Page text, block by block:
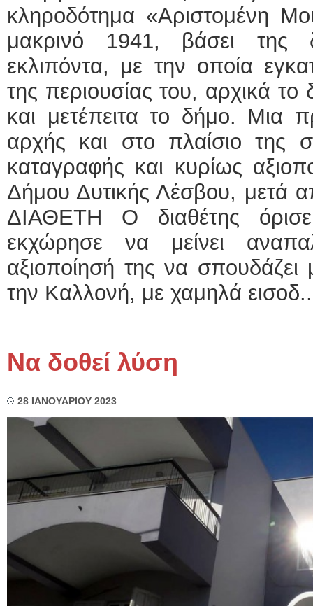
κληροδότημα «Αριστομένη
μακρινό 1941, βάσει της
εκλιπόντα, με την οποία
της περιουσίας του, αρχικά το
και μετέπειτα το δήμο. Μια
αρχής και στο πλαίσιο της
καταγραφής και κυρίως
Δήμου Δυτικής Λέσβου,
ΔΙΑΘΕΤΗ Ο διαθέτης
εκχώρησε να μείνει
αξιοποίησή της να
την Καλλονή, με χαμηλά
Να δοθεί λύση
28 ΙΑΝΟΥΑΡΙΟΥ 2023